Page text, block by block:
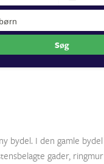
Søg
bydel. I den gamle
gader,